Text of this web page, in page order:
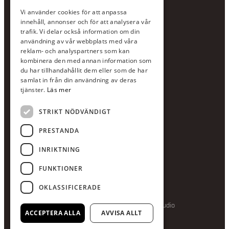
Jour:073-36 88 87 0
Växel:020-120 29 00
E-post:info@scandcon.se
BESÖKSADRESS
Backagårdsgatan 9
511 57 Kinna
UPPGIFTER
Orgnummer
559375-8161
Swishnummer
123-615 05 28
Producerad av Gota Media Brand Studio
Vi använder cookies för att anpassa
innehåll, annonser och för att analysera vår
trafik. Vi delar också information om din
användning av vår webbplats med våra
reklam- och analyspartners som kan
kombinera den med annan information som
du har tillhandahållit dem eller som de har
samlat in från din användning av deras
tjänster. Läs mer
STRIKT NÖDVÄNDIGT
PRESTANDA
INRIKTNING
FUNKTIONER
OKLASSIFICERADE
ACCEPTERA ALLA AVVISA ALLT